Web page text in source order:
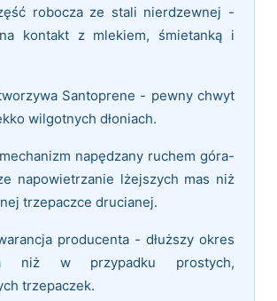
robocza ze stali nierdzewnej -
kontakt z mlekiem, śmietanką i
Santoprene - pewny chwyt
wilgotnych dłoniach.
napędzany ruchem góra-
napowietrzanie lżejszych mas niż
trzepaczce drucianej.
producenta - dłuższy okres
niż w przypadku prostych,
trzepaczek.